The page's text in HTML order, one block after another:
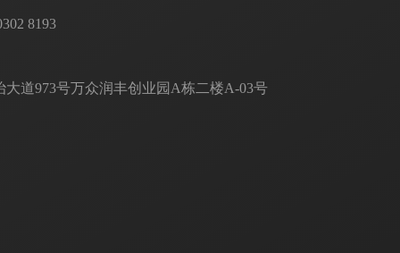
0302 8193
道973号万众润丰创业园A栋二楼A-03号